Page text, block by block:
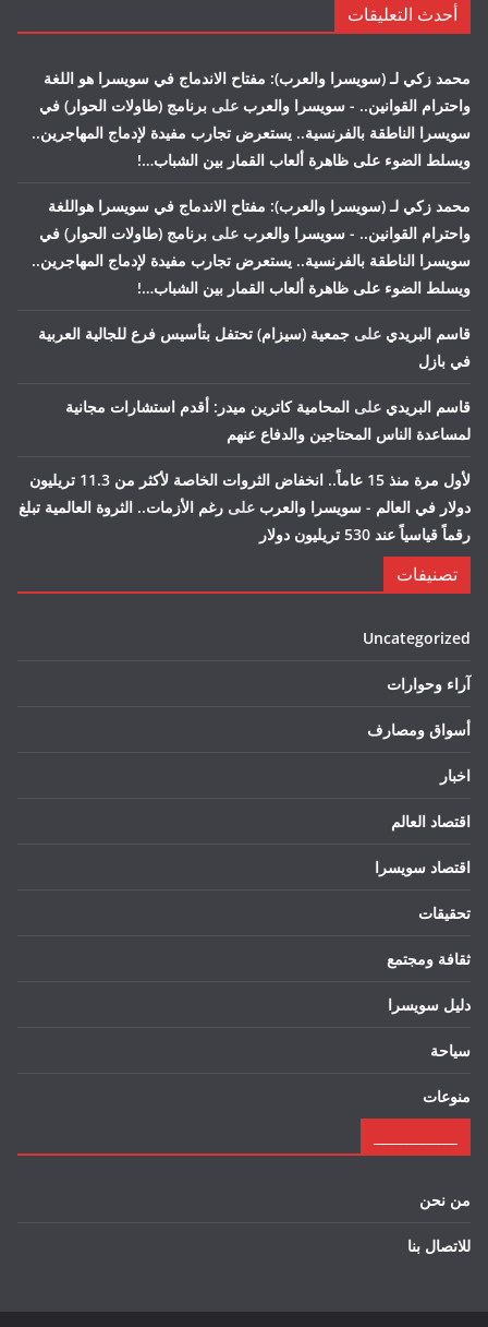
أحدث التعليقات
محمد زكي لـ (سويسرا والعرب): مفتاح الاندماج في سويسرا هو اللغة
واحترام القوانين.. - سويسرا والعرب على برنامج (طاولات الحوار) في
سويسرا الناطقة بالفرنسية.. يستعرض تجارب مفيدة لإدماج المهاجرين..
ويسلط الضوء على ظاهرة ألعاب القمار بين الشباب…!
محمد زكي لـ (سويسرا والعرب): مفتاح الاندماج في سويسرا هواللغة
واحترام القوانين.. - سويسرا والعرب على برنامج (طاولات الحوار) في
سويسرا الناطقة بالفرنسية.. يستعرض تجارب مفيدة لإدماج المهاجرين..
ويسلط الضوء على ظاهرة ألعاب القمار بين الشباب…!
قاسم البريدي على جمعية (سيزام) تحتفل بتأسيس فرع للجالية العربية
في بازل
قاسم البريدي على المحامية كاترين ميدر: أقدم استشارات مجانية
لمساعدة الناس المحتاجين والدفاع عنهم
لأول مرة منذ 15 عاماً.. انخفاض الثروات الخاصة لأكثر من 11.3 تريليون
دولار في العالم - سويسرا والعرب على رغم الأزمات.. الثروة العالمية تبلغ
رقماً قياسياً عند 530 تريليون دولار
تصنيفات
Uncategorized
آراء وحوارات
أسواق ومصارف
اخبار
اقتصاد العالم
اقتصاد سويسرا
تحقيقات
ثقافة ومجتمع
دليل سويسرا
سياحة
منوعات
من نحن
للاتصال بنا